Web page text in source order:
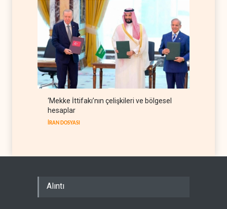
‘Mekke İttifakı’nın çelişkileri ve bölgesel
hesaplar
İRAN DOSYASI
Alıntı